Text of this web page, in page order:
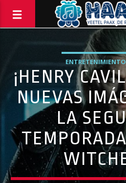
ENTRETENIMIENTO
¡HENRY
NUEVAS
LA